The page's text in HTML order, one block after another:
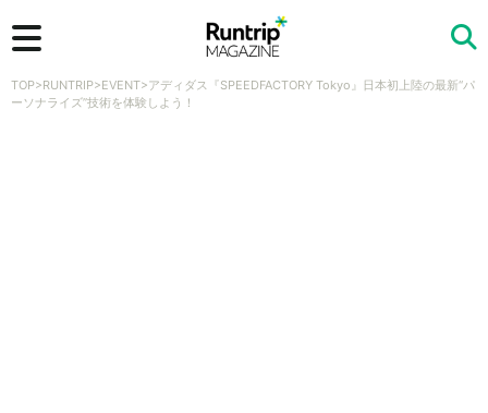
検索
TOP>RUNTRIP>EVENT>アディダス『SPEEDFACTORY Tokyo』日本初上陸の最新“パ
ーソナライズ”技術を体験しよう！